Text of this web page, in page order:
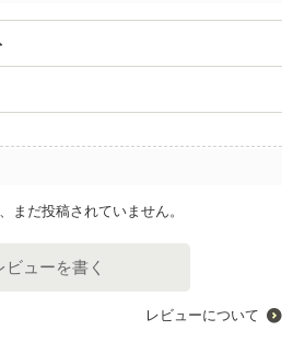
まだ投稿されていません。
ビューを書く
レビューについて